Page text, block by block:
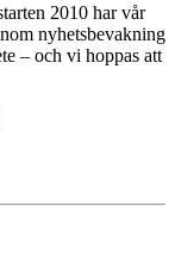
2010 har vår
nyhetsbevakning
– och vi hoppas att